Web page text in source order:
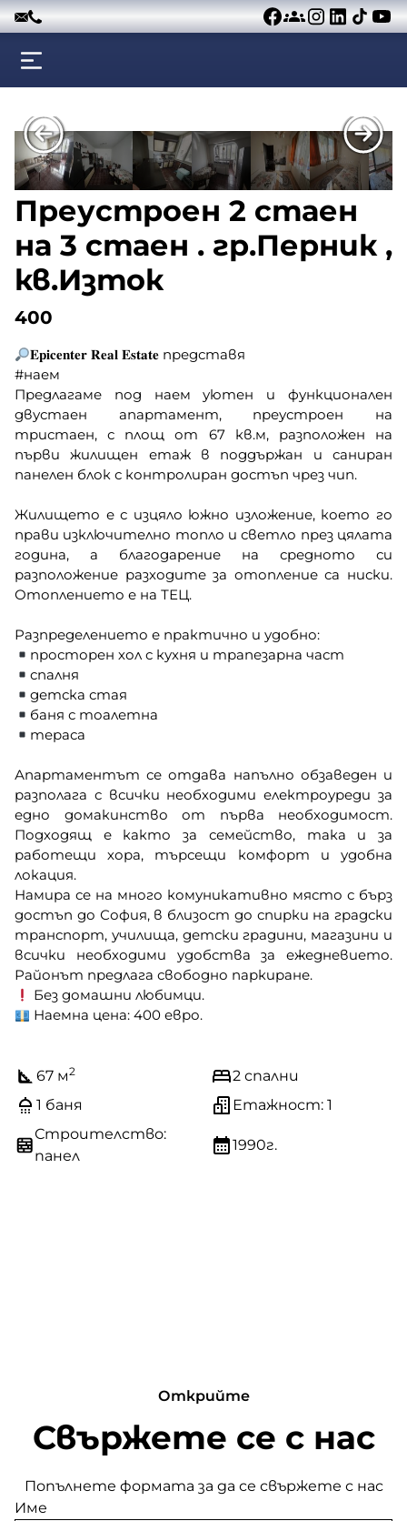
Към съдържанието
Преустроен 2 стаен
на 3 стаен . гр.Перник ,
кв.Изток
400
𝐄𝐩𝐢𝐜𝐞𝐧𝐭𝐞𝐫 𝐑𝐞𝐚𝐥 𝐄𝐬𝐭𝐚𝐭𝐞 представя
#наем
Предлагаме под наем уютен и функционален
двустаен апартамент, преустроен на
тристаен, с площ от 67 кв.м, разположен на
първи жилищен етаж в поддържан и саниран
панелен блок с контролиран достъп чрез чип.
Жилището е с изцяло южно изложение, което го
прави изключително топло и светло през цялата
година, а благодарение на средното си
разположение разходите за отопление са ниски.
Отоплението е на ТЕЦ.
Разпределението е практично и удобно:
просторен хол с кухня и трапезарна част
спалня
детска стая
баня с тоалетна
тераса
Апартаментът се отдава напълно обзаведен и
разполага с всички необходими електроуреди за
едно домакинство от първа необходимост.
Подходящ е както за семейство, така и за
работещи хора, търсещи комфорт и удобна
локация.
Намира се на много комуникативно място с бърз
достъп до София, в близост до спирки на градски
транспорт, училища, детски градини, магазини и
всички необходими удобства за ежедневието.
Районът предлага свободно паркиране.
Без домашни любимци.
Наемна цена: 400 евро.
67 м2
2 спални
1 баня
Етажност: 1
Строителство:
панел
1990г.
Открийте
Свържете се с нас
Попълнете формата за да се свържете с нас
Име